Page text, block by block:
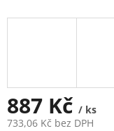
887 Kč / ks
733,06 Kč bez DPH